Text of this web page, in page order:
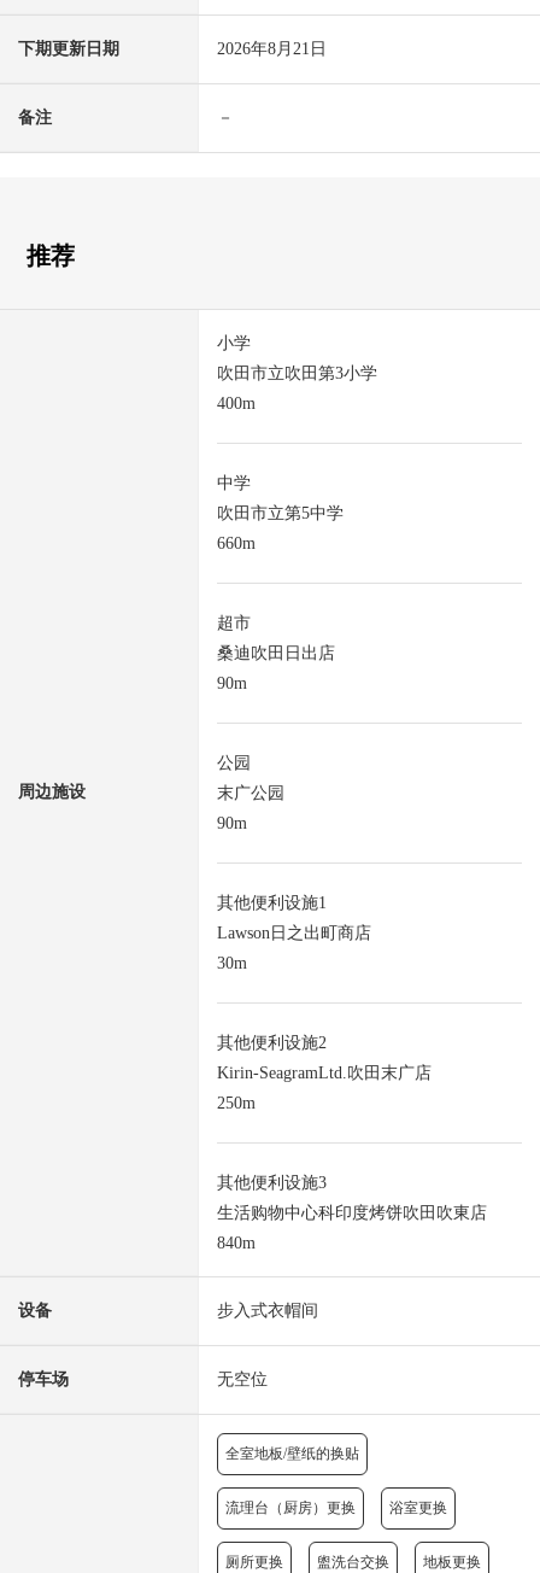
下期更新日期 2026年8月21日
备注 －
推荐
周边施设
小学
吹田市立吹田第3小学
400m
中学
吹田市立第5中学
660m
超市
桑迪吹田日出店
90m
公园
末广公园
90m
其他便利设施1
Lawson日之出町商店
30m
其他便利设施2
Kirin-SeagramLtd.吹田末广店
250m
其他便利设施3
生活购物中心科印度烤饼吹田吹東店
840m
设备 步入式衣帽间
停车场 无空位
全室地板/壁纸的换贴
流理台（厨房）更换 浴室更换
厕所更换 盥洗台交换 地板更换